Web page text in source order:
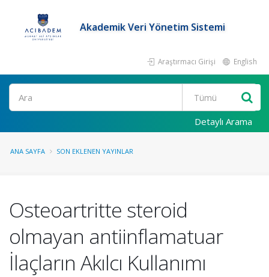
Akademik Veri Yönetim Sistemi
Araştırmacı Girişi English
Ara
Detaylı Arama
ANA SAYFA SON EKLENEN YAYINLAR
Osteoartritte steroid
olmayan antiinflamatuar
İlaçların Akılcı Kullanımı